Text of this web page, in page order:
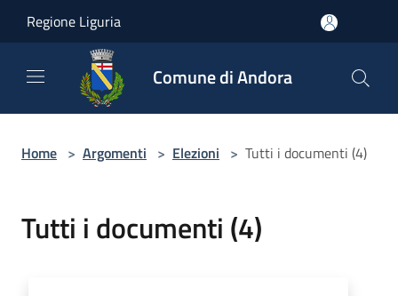
Regione Liguria
Comune di Andora
Home > Argomenti > Elezioni > Tutti i documenti (4)
Tutti i documenti (4)